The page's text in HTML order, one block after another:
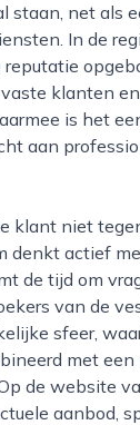
staan, net als
In de
klanten
is het
aan
denkt actief
de tijd om
van de
sfeer,
met een
de website
aanbod,